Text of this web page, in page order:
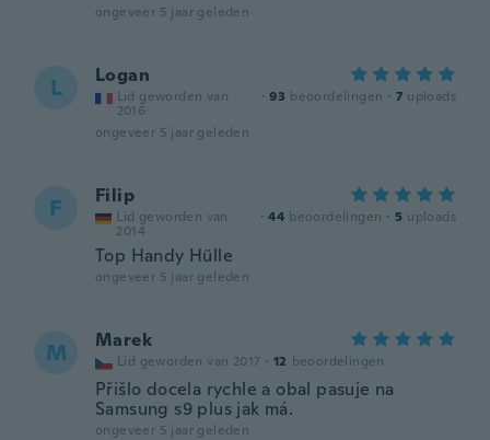
ongeveer 5 jaar geleden
L Logan
Lid geworden van
2016
· 93 beoordelingen · 7 uploads
ongeveer 5 jaar geleden
F Filip
Lid geworden van
2014
· 44 beoordelingen · 5 uploads
Top Handy Hülle
ongeveer 5 jaar geleden
M Marek
Lid geworden van 2017 · 12 beoordelingen
Přišlo docela rychle a obal pasuje na
Samsung s9 plus jak má.
ongeveer 5 jaar geleden